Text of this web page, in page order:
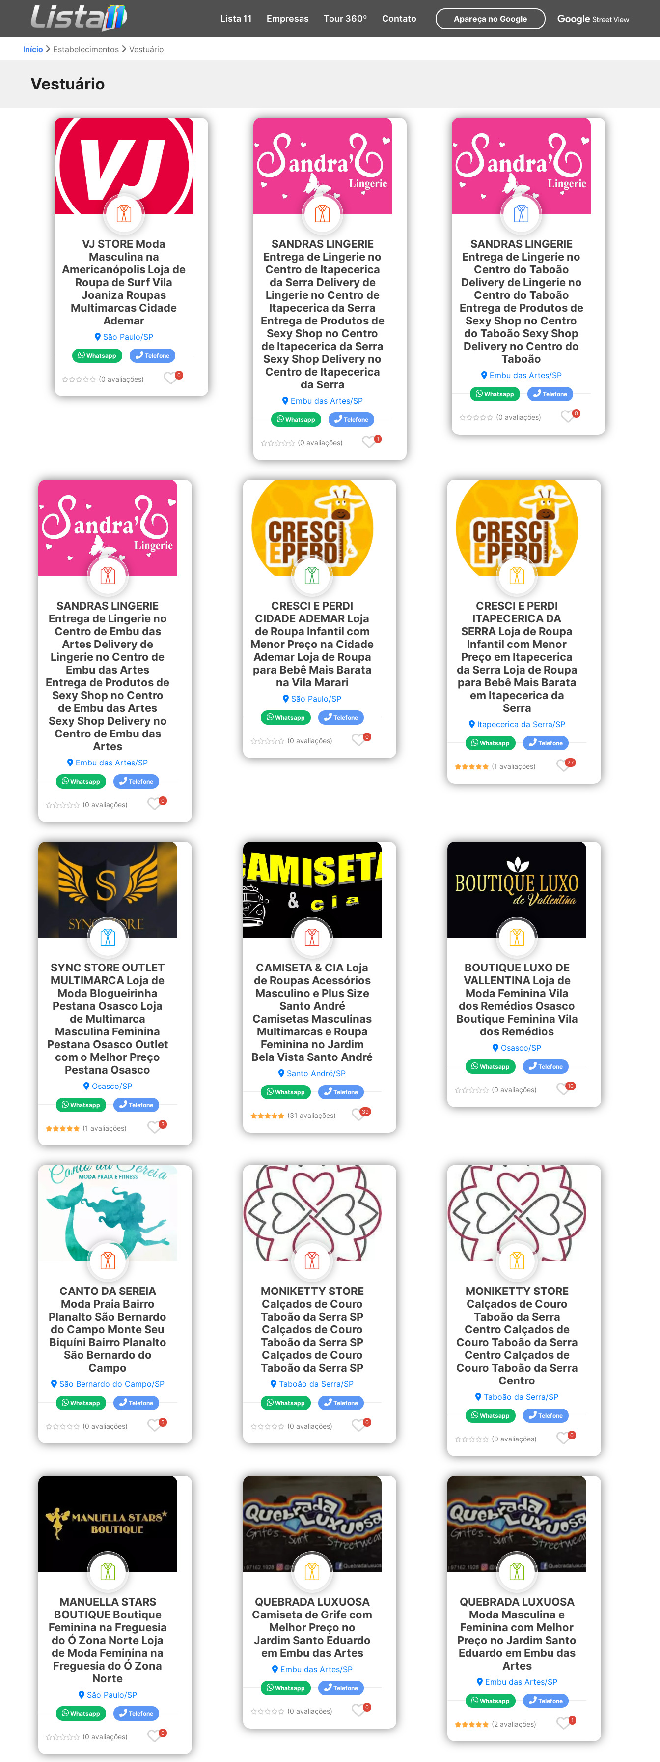
Lista 11 Empresas Tour 360º Contato Apareça no Google
Início Estabelecimentos Vestuário
Vestuário
VJ STORE Moda
Masculina na
Americanópolis Loja de
Roupa de Surf Vila
Joaniza Roupas
Multimarcas Cidade
Ademar
São Paulo/SP
Whatsapp Telefone
(0 avaliações) 0
SANDRAS LINGERIE
Entrega de Lingerie no
Centro de Itapecerica
da Serra Delivery de
Lingerie no Centro de
Itapecerica da Serra
Entrega de Produtos de
Sexy Shop no Centro
de Itapecerica da Serra
Sexy Shop Delivery no
Centro de Itapecerica
da Serra
Embu das Artes/SP
Whatsapp Telefone
(0 avaliações) 1
SANDRAS LINGERIE
Entrega de Lingerie no
Centro do Taboão
Delivery de Lingerie no
Centro do Taboão
Entrega de Produtos de
Sexy Shop no Centro
do Taboão Sexy Shop
Delivery no Centro do
Taboão
Embu das Artes/SP
Whatsapp Telefone
(0 avaliações) 0
SANDRAS LINGERIE
Entrega de Lingerie no
Centro de Embu das
Artes Delivery de
Lingerie no Centro de
Embu das Artes
Entrega de Produtos de
Sexy Shop no Centro
de Embu das Artes
Sexy Shop Delivery no
Centro de Embu das
Artes
Embu das Artes/SP
Whatsapp Telefone
(0 avaliações) 0
CRESCI E PERDI
CIDADE ADEMAR Loja
de Roupa Infantil com
Menor Preço na Cidade
Ademar Loja de Roupa
para Bebê Mais Barata
na Vila Marari
São Paulo/SP
Whatsapp Telefone
(0 avaliações) 0
CRESCI E PERDI
ITAPECERICA DA
SERRA Loja de Roupa
Infantil com Menor
Preço em Itapecerica
da Serra Loja de Roupa
para Bebê Mais Barata
em Itapecerica da
Serra
Itapecerica da Serra/SP
Whatsapp Telefone
(1 avaliações) 27
SYNC STORE OUTLET
MULTIMARCA Loja de
Moda Blogueirinha
Pestana Osasco Loja
de Multimarca
Masculina Feminina
Pestana Osasco Outlet
com o Melhor Preço
Pestana Osasco
Osasco/SP
Whatsapp Telefone
(1 avaliações) 3
CAMISETA & CIA Loja
de Roupas Acessórios
Masculino e Plus Size
Santo André
Camisetas Masculinas
Multimarcas e Roupa
Feminina no Jardim
Bela Vista Santo André
Santo André/SP
Whatsapp Telefone
(31 avaliações) 39
BOUTIQUE LUXO DE
VALLENTINA Loja de
Moda Feminina Vila
dos Remédios Osasco
Boutique Feminina Vila
dos Remédios
Osasco/SP
Whatsapp Telefone
(0 avaliações) 10
CANTO DA SEREIA
Moda Praia Bairro
Planalto São Bernardo
do Campo Monte Seu
Biquíni Bairro Planalto
São Bernardo do
Campo
São Bernardo do Campo/SP
Whatsapp Telefone
(0 avaliações) 5
MONIKETTY STORE
Calçados de Couro
Taboão da Serra SP
Calçados de Couro
Taboão da Serra SP
Calçados de Couro
Taboão da Serra SP
Taboão da Serra/SP
Whatsapp Telefone
(0 avaliações) 0
MONIKETTY STORE
Calçados de Couro
Taboão da Serra
Centro Calçados de
Couro Taboão da Serra
Centro Calçados de
Couro Taboão da Serra
Centro
Taboão da Serra/SP
Whatsapp Telefone
(0 avaliações) 0
MANUELLA STARS
BOUTIQUE Boutique
Feminina na Freguesia
do Ó Zona Norte Loja
de Moda Feminina na
Freguesia do Ó Zona
Norte
São Paulo/SP
Whatsapp Telefone
(0 avaliações) 0
QUEBRADA LUXUOSA
Camiseta de Grife com
Melhor Preço no
Jardim Santo Eduardo
em Embu das Artes
Embu das Artes/SP
Whatsapp Telefone
(0 avaliações) 0
QUEBRADA LUXUOSA
Moda Masculina e
Feminina com Melhor
Preço no Jardim Santo
Eduardo em Embu das
Artes
Embu das Artes/SP
Whatsapp Telefone
(2 avaliações) 1